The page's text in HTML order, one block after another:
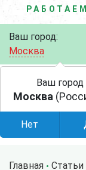
Ваш город:
Москва
Главная Статьи
Ваш город
Москва
Нет